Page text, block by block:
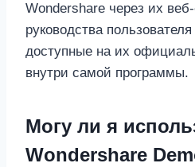
Wondershare через их
руководства
доступные на их
внутри самой программы.
Могу ли я
Wondershare